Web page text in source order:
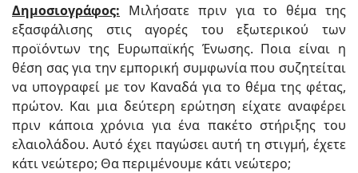
Δημοσιογράφος: Μιλήσατε πριν για το θέμα της
εξασφάλισης στις αγορές του εξωτερικού των
προϊόντων της Ευρωπαϊκής Ένωσης. Ποια είναι η
θέση σας για την εμπορική συμφωνία που συζητείται
να υπογραφεί με τον Καναδά για το θέμα της φέτας,
πρώτον. Και μια δεύτερη ερώτηση είχατε αναφέρει
πριν κάποια χρόνια για ένα πακέτο στήριξης του
ελαιολάδου. Αυτό έχει παγώσει αυτή τη στιγμή, έχετε
κάτι νεώτερο; Θα περιμένουμε κάτι νεώτερο;